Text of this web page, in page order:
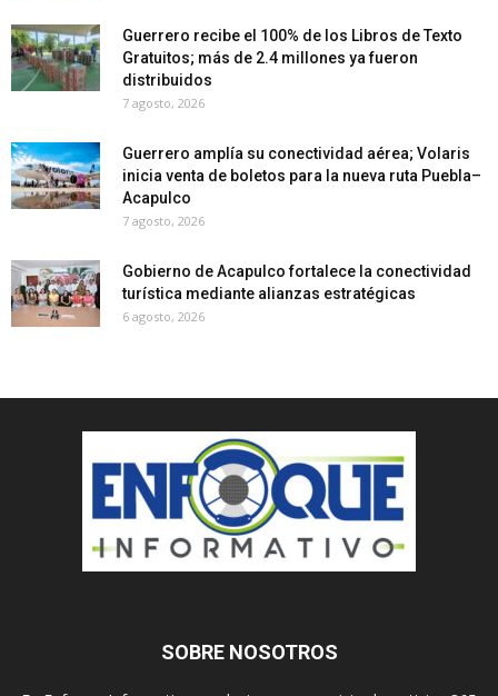
Guerrero recibe el 100% de los Libros de Texto
Gratuitos; más de 2.4 millones ya fueron
distribuidos
7 agosto, 2026
Guerrero amplía su conectividad aérea; Volaris
inicia venta de boletos para la nueva ruta Puebla–
Acapulco
7 agosto, 2026
Gobierno de Acapulco fortalece la conectividad
turística mediante alianzas estratégicas
6 agosto, 2026
SOBRE NOSOTROS